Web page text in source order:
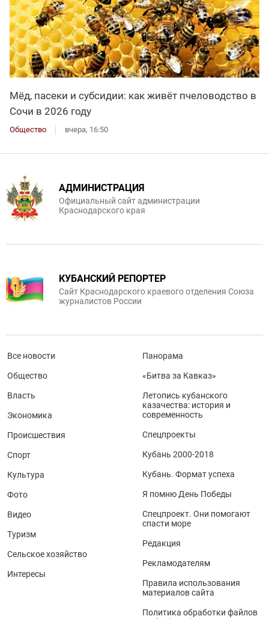
Мёд, пасеки и субсидии: как живёт пчеловодство в
Сочи в 2026 году
Общество вчера, 16:50
АДМИНИСТРАЦИЯ
Официальный сайт администрации
Краснодарского края
КУБАНСКИЙ РЕПОРТЕР
Сайт Краснодарского краевого отделения Союза
журналистов России
Все новости
Общество
Власть
Экономика
Происшествия
Спорт
Культура
Фото
Видео
Туризм
Сельское хозяйство
Интересы
Панорама
«Битва за Кавказ»
Летопись кубанского
казачества: история и
современность
Спецпроекты
Кубань 2000-2018
Кубань. Формат успеха
Я помню День Победы
Спецпроект. Они помогают
спасти море
Редакция
Рекламодателям
Правила использования
материалов сайта
Политика обработки файлов